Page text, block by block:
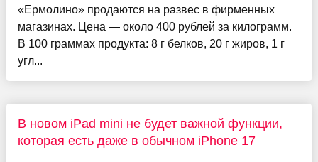
«Ермолино» продаются на развес в фирменных
магазинах. Цена — около 400 рублей за килограмм.
В 100 граммах продукта: 8 г белков, 20 г жиров, 1 г
угл...
В новом iPad mini не будет важной функции,
которая есть даже в обычном iPhone 17